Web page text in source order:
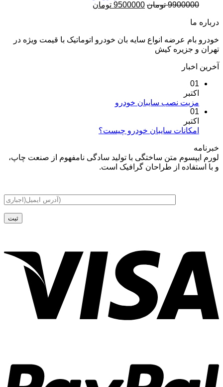
تومان 9500000 تومان
عرضه انواع سایه بان خودرو اتوماتیک با قیمت ویژه در
کیش
نصب سایبان خودرو
سایبان خودرو چیست؟
متن ساختگی با تولید سادگی نامفهوم از صنعت چاپ،
از طراحان گرافیک است.